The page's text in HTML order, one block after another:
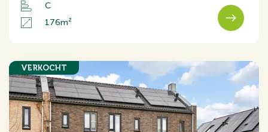
C
176m²
VERKOCHT